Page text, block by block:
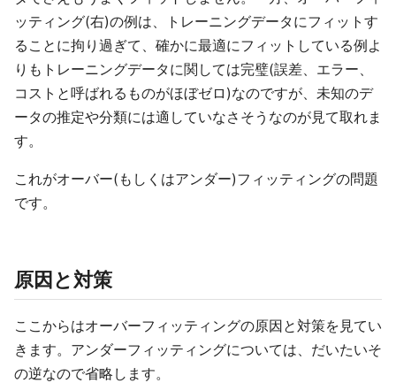
ッティング(右)の例は、トレーニングデータにフィットす
ることに拘り過ぎて、確かに最適にフィットしている例よ
りもトレーニングデータに関しては完璧(誤差、エラー、
コストと呼ばれるものがほぼゼロ)なのですが、未知のデ
ータの推定や分類には適していなさそうなのが見て取れま
す。
これがオーバー(もしくはアンダー)フィッティングの問題
です。
原因と対策
ここからはオーバーフィッティングの原因と対策を見てい
きます。アンダーフィッティングについては、だいたいそ
の逆なので省略します。